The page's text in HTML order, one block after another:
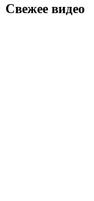
Свежее видео